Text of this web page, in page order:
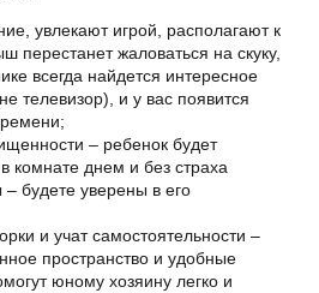
увлекают игрой, располагают к
перестанет жаловаться на скуку,
всегда найдется интересное
телевизор), и у вас появится
– ребенок будет
комнате днем и без страха
будете уверены в его
и учат самостоятельности –
пространство и удобные
юному хозяину легко и